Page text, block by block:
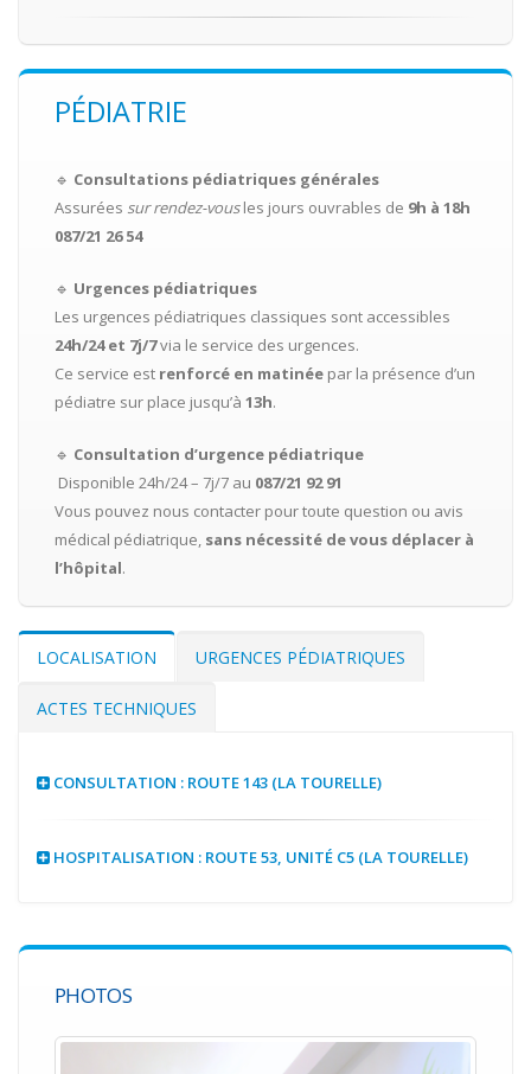
PÉDIATRIE
🔹 Consultations pédiatriques générales
Assurées sur rendez-vousles jours ouvrables de 9h à 18h
087/21 26 54
🔹 Urgences pédiatriques
Les urgences pédiatriques classiques sont accessibles
24h/24 et 7j/7via le service des urgences.
Ce service est renforcé en matinée par la présence d’un
pédiatre sur place jusqu’à 13h.
🔹 Consultation d’urgence pédiatrique
Disponible 24h/24 – 7j/7 au 087/21 92 91
Vous pouvez nous contacter pour toute question ou avis
médical pédiatrique, sans nécessité de vous déplacer à
l’hôpital.
LOCALISATION URGENCES PÉDIATRIQUES
ACTES TECHNIQUES
CONSULTATION : ROUTE 143 (LA TOURELLE)
HOSPITALISATION : ROUTE 53, UNITÉ C5 (LA TOURELLE)
PHOTOS